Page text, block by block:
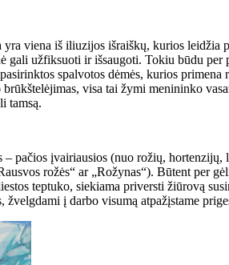
viena iš iliuzijos išraiškų, kurios
gali užfiksuoti ir išsaugoti. Tokiu būdu
spalvotos dėmės, kurios
visa tai žymi menininko
tamsą.
– pačios įvairiausios (nuo rožių,
rožės“ ar „Rožynas“). Būtent per
teptuko, siekiama priversti žiūrovą
į darbo visumą atpažįstame